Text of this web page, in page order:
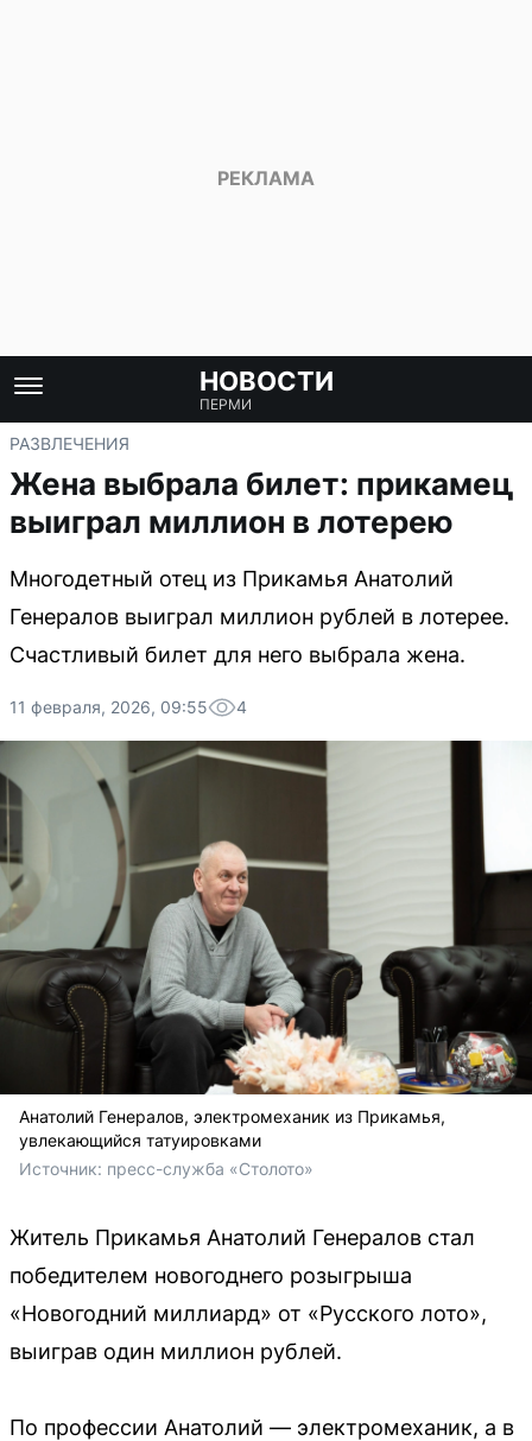
НОВОСТИ
ПЕРМИ
РАЗВЛЕЧЕНИЯ
Жена выбрала билет: прикамец
выиграл миллион в лотерею
Многодетный отец из Прикамья Анатолий
Генералов выиграл миллион рублей в лотерее.
Счастливый билет для него выбрала жена.
11 февраля, 2026, 09:55 4
Анатолий Генералов, электромеханик из Прикамья,
увлекающийся татуировками
Источник: пресс-служба «Столото»
Житель Прикамья Анатолий Генералов стал
победителем новогоднего розыгрыша
«Новогодний миллиард» от «Русского лото»,
выиграв один миллион рублей.
По профессии Анатолий — электромеханик, а в